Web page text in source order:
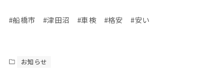
#船橋市 #津田沼 #車検 #格安 #安い
お知らせ